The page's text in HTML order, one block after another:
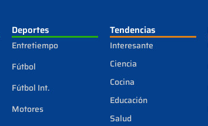
Deportes
Entretiempo
Fútbol
Fútbol Int.
Motores
Tendencias
Interesante
Ciencia
Cocina
Educación
Salud